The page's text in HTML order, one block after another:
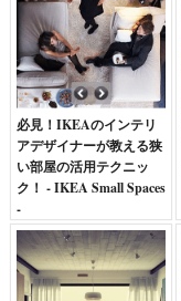
必見！IKEAのインテリ
アデザイナーが教える狭
い部屋の活用テクニッ
ク！ - IKEA Small Spaces
-